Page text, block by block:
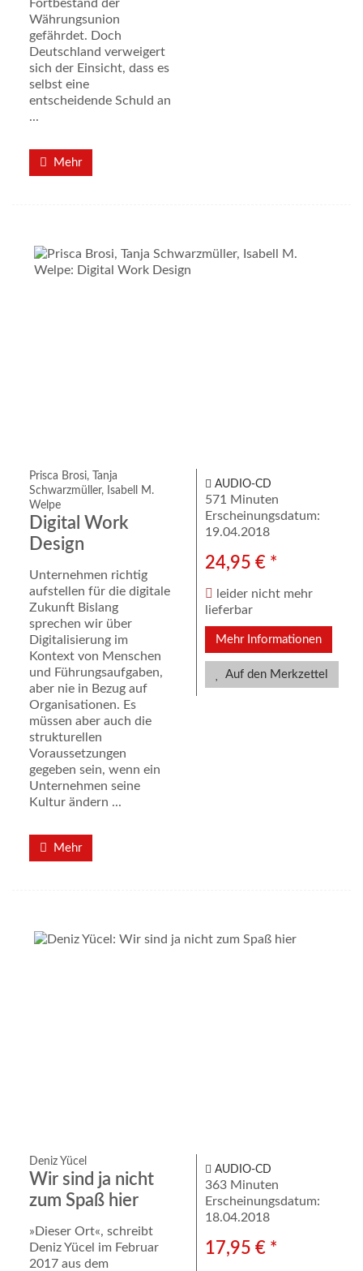
Fortbestand der
Währungsunion
gefährdet. Doch
Deutschland verweigert
sich der Einsicht, dass es
selbst eine
entscheidende Schuld an
...
Mehr
Prisca Brosi, Tanja
Schwarzmüller, Isabell M.
Welpe
Digital Work
Design
Unternehmen richtig
aufstellen für die digitale
Zukunft Bislang
sprechen wir über
Digitalisierung im
Kontext von Menschen
und Führungsaufgaben,
aber nie in Bezug auf
Organisationen. Es
müssen aber auch die
strukturellen
Voraussetzungen
gegeben sein, wenn ein
Unternehmen seine
Kultur ändern ...
Mehr
AUDIO-CD
571 Minuten
Erscheinungsdatum:
19.04.2018
24,95 € *
leider nicht mehr
lieferbar
Mehr Informationen
Auf den Merkzettel
Deniz Yücel
Wir sind ja nicht
zum Spaß hier
»Dieser Ort«, schreibt
Deniz Yücel im Februar
2017 aus dem
AUDIO-CD
363 Minuten
Erscheinungsdatum:
18.04.2018
17,95 € *